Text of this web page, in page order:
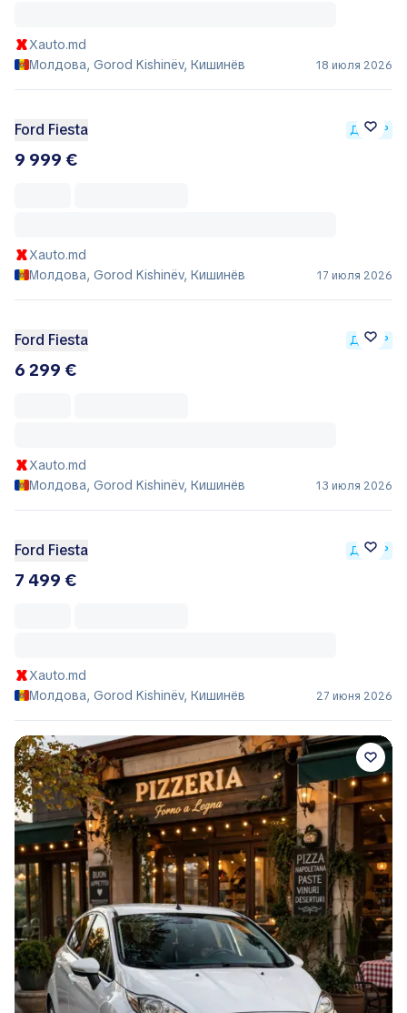
Xauto.md
Молдова, Gorod Kishinëv, Кишинёв
18 июля 2026
Ford Fiesta ДИЛЕР
9 999 €
Xauto.md
Молдова, Gorod Kishinëv, Кишинёв
17 июля 2026
Ford Fiesta ДИЛЕР
6 299 €
Xauto.md
Молдова, Gorod Kishinëv, Кишинёв
13 июля 2026
Ford Fiesta ДИЛЕР
7 499 €
Xauto.md
Молдова, Gorod Kishinëv, Кишинёв
27 июня 2026